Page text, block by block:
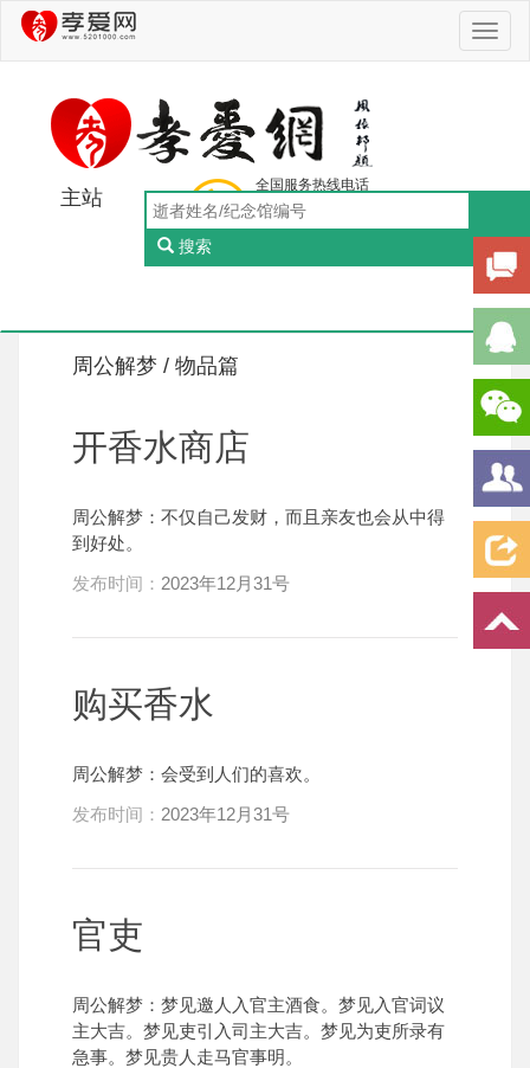
主站
搜索
全国服务热线电话
0756-5505888
工作日：9:00-18:00（周一至周五）
周公解梦 / 物品篇
开香水商店
周公解梦：不仅自己发财，而且亲友也会从中得
到好处。
发布时间： 2023年12月31号
购买香水
周公解梦：会受到人们的喜欢。
发布时间： 2023年12月31号
官吏
周公解梦：梦见邀人入官主酒食。梦见入官词议
主大吉。梦见吏引入司主大吉。梦见为吏所录有
急事。梦见贵人走马官事明。